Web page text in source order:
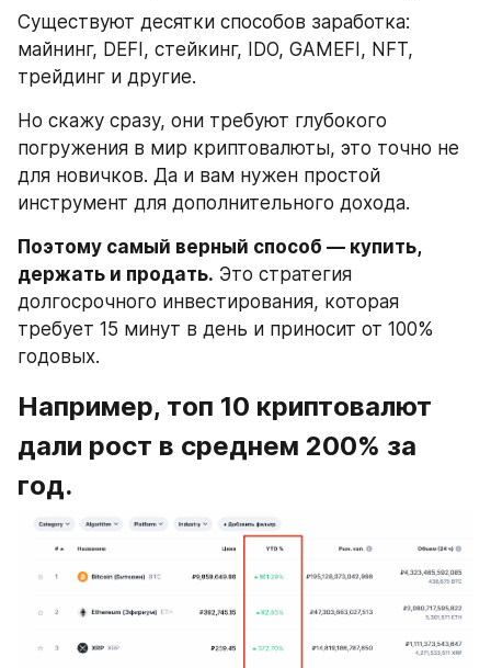
Существуют десятки способов заработка:
майнинг, DEFI, стейкинг, IDO, GAMEFI, NFT,
трейдинг и другие.
Но скажу сразу, они требуют глубокого
погружения в мир криптовалюты, это точно не
для новичков. Да и вам нужен простой
инструмент для дополнительного дохода.
Поэтому самый верный способ — купить,
держать и продать. Это стратегия
долгосрочного инвестирования, которая
требует 15 минут в день и приносит от 100%
годовых.
Например, топ 10 криптовалют
дали рост в среднем 200% за
год.